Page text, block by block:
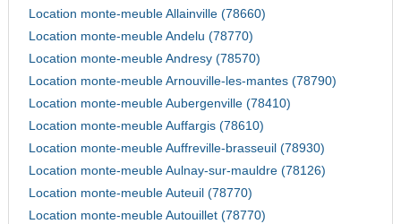
Location monte-meuble Allainville (78660)
Location monte-meuble Andelu (78770)
Location monte-meuble Andresy (78570)
Location monte-meuble Arnouville-les-mantes (78790)
Location monte-meuble Aubergenville (78410)
Location monte-meuble Auffargis (78610)
Location monte-meuble Auffreville-brasseuil (78930)
Location monte-meuble Aulnay-sur-mauldre (78126)
Location monte-meuble Auteuil (78770)
Location monte-meuble Autouillet (78770)